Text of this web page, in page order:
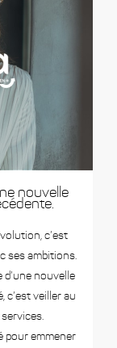
nouvelle
c’est
ses ambitions.
d’une nouvelle
c’est veiller au
pour emmener